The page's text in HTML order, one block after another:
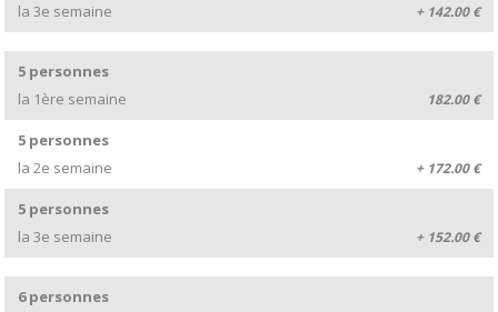
la 3e semaine
+ 142.00 €
5 personnes
la 1ère semaine
182.00 €
5 personnes
la 2e semaine
+ 172.00 €
5 personnes
la 3e semaine
+ 152.00 €
6 personnes